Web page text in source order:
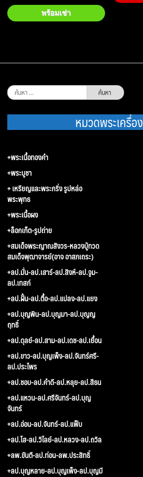
พร้อมเช่า
ค้นหา
สำหรับ:
หมวดพระเครื่อง
+พระเนื้อทองคำ
+พระบูชา
+ เหรียญและพระกริ่ง รูปหล่อ
พระพุทธ
+พระเนื้อผง
+ล็อกเก็ต-รูปถ่าย
+สมเด็จพระญาณสังวร-หลวงปู่ทวด
สมเด็จพุฒาจารย์(อาจ อาสภเถระ)
+ลป.มั่น-ลป.เสาร์-ลป.สิงห์-ลป.จูม-
ลป.เทสก์
+ลป.ฝั้น-ลป.ตื้อ-ลป.แปลง-ลป.แยง
+ลป.บุญพิน-ลป.บุญมา-ลป.บุญญ
ฤทธิ์
+ลป.ดุลย์-ลป.สาม-ลป.เดช-ลป.เยื้อน
+ลป.ขาว-ลป.บุญเพ็ง-ลป.จันทร์ศรี-
ลป.ประไพร
+ลป.ชอบ-ลป.คำดี-ลป.หลุย-ลป.สีธน
+ลป.แหวน-ลป.ศรีจันทร์-ลป.บุญ
จันทร์
+ลป.อ่อน-ลป.จันทร์-ลป.แฟ็บ
+ลป.โส-ลป.วิไลย์-ลป.หลวง-ลป.ถวิล
+ลพ.ขันตี-ลป.ท่อน-ลพ.ประสิทธิ์
+ลป.บุญหลาย-ลป.บุญเพ็ง-ลป.บุญมี